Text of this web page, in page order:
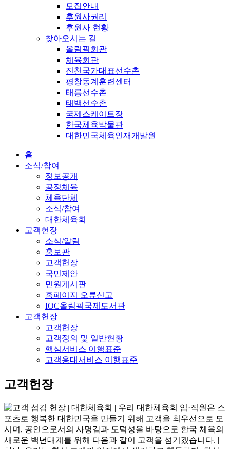
모집안내
후원사권리
후원사 현황
찾아오시는 길
올림픽회관
체육회관
진천국가대표선수촌
평창동계훈련센터
태릉선수촌
태백선수촌
국제스케이트장
한국체육박물관
대한민국체육인재개발원
홈
소식/참여
정보공개
공정체육
체육단체
소식/참여
대한체육회
고객헌장
소식/알림
홍보관
고객헌장
국민제안
민원게시판
홈페이지 오류신고
IOC올림픽국제도서관
고객헌장
고객헌장
고객정의 및 일반현황
핵심서비스 이행표준
고객응대서비스 이행표준
고객헌장